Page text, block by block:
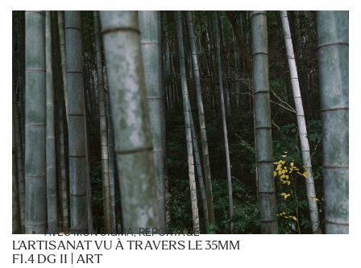
AVEC MON SIGMA,REPORTAGE
L’ARTISANAT VU À TRAVERS LE 35MM
F1.4 DG II | ART